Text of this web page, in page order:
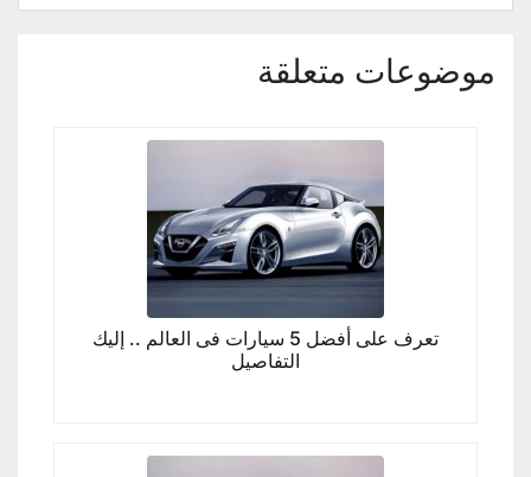
موضوعات متعلقة
تعرف على أفضل 5 سيارات فى العالم .. إليك
التفاصيل